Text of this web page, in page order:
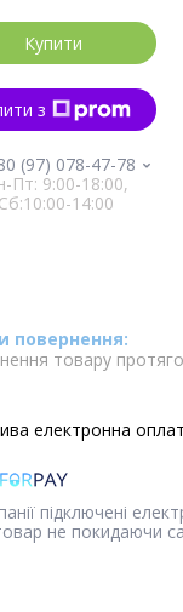
Купити
з
(97) 078-47-78
Пт: 9:00-18:00,
Сб:10:00-14:00
товару
підключені
не покидаючи